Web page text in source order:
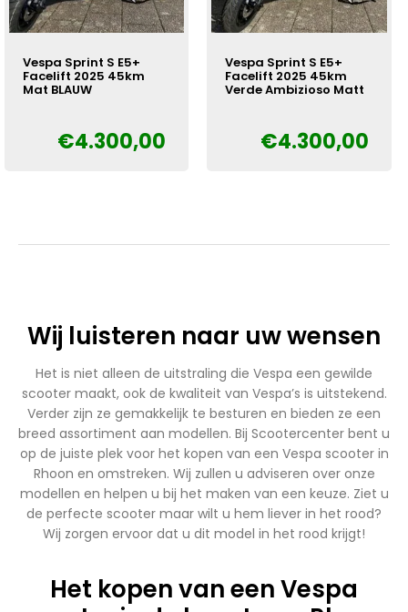
Vespa Sprint S E5+
Facelift 2025 45km
Mat BLAUW
Oorspronkelijke
€4.300,00
Huidige
Vespa Sprint S E5+
Facelift 2025 45km
Verde Ambizioso Matt
Oorspronkelijke
€4.300,00
Huidige
Wij luisteren naar uw wensen
Het is niet alleen de uitstraling die Vespa een gewilde
scooter maakt, ook de kwaliteit van Vespa’s is uitstekend.
Verder zijn ze gemakkelijk te besturen en bieden ze een
breed assortiment aan modellen. Bij Scootercenter bent u
op de juiste plek voor het kopen van een Vespa scooter in
Rhoon en omstreken. Wij zullen u adviseren over onze
modellen en helpen u bij het maken van een keuze. Ziet u
de perfecte scooter maar wilt u hem liever in het rood?
Wij zorgen ervoor dat u dit model in het rood krijgt!
Het kopen van een Vespa